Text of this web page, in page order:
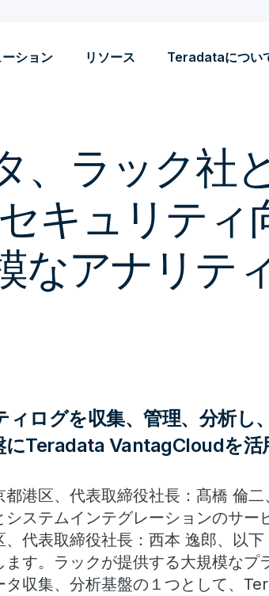
ション リソース Teradataについ
、ラック社
キュリティ
なアナリテ
ログを収集、管理、分析し
Teradata VantagCloudを活
港区、代表取締役社長：髙橋 倫二
ステムインテグレーションのサー
代表取締役社長：西本 逸郎、以
す。ラックが提供する大規模なプ
収集、分析基盤の１つとして、